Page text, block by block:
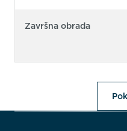
Završna obrada